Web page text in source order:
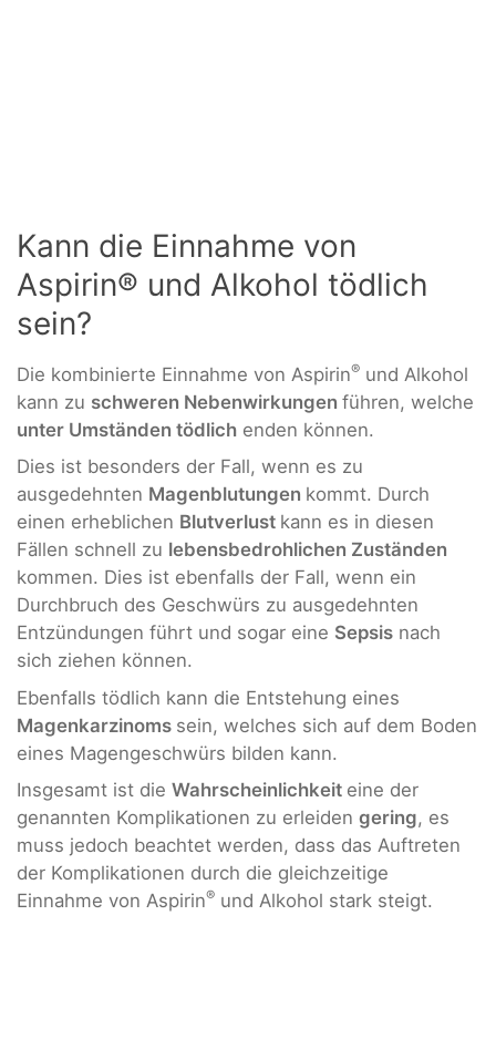
Kann die Einnahme von
Aspirin® und Alkohol tödlich
sein?
Die kombinierte Einnahme von Aspirin® und Alkohol
kann zu schweren Nebenwirkungen führen, welche
unter Umständen tödlich enden können.
Dies ist besonders der Fall, wenn es zu
ausgedehnten Magenblutungen kommt. Durch
einen erheblichen Blutverlust kann es in diesen
Fällen schnell zu lebensbedrohlichen Zuständen
kommen. Dies ist ebenfalls der Fall, wenn ein
Durchbruch des Geschwürs zu ausgedehnten
Entzündungen führt und sogar eine Sepsis nach
sich ziehen können.
Ebenfalls tödlich kann die Entstehung eines
Magenkarzinoms sein, welches sich auf dem Boden
eines Magengeschwürs bilden kann.
Insgesamt ist die Wahrscheinlichkeit eine der
genannten Komplikationen zu erleiden gering, es
muss jedoch beachtet werden, dass das Auftreten
der Komplikationen durch die gleichzeitige
Einnahme von Aspirin® und Alkohol stark steigt.